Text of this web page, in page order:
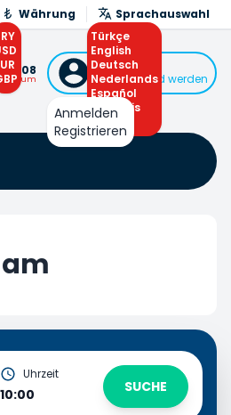
Währung
Sprachauswahl
Türkçe
English
Deutsch
Nederlands
Español
Français
Arabic
0 308 Anmelden
oder Mitglied werden
Anmelden
Registrieren
Uhrzeit
10:00 SUCHE